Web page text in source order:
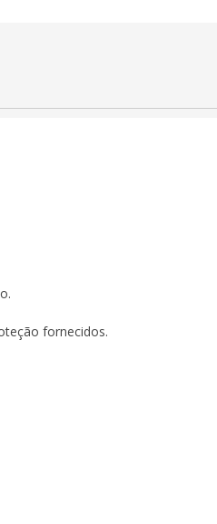
fornecidos.